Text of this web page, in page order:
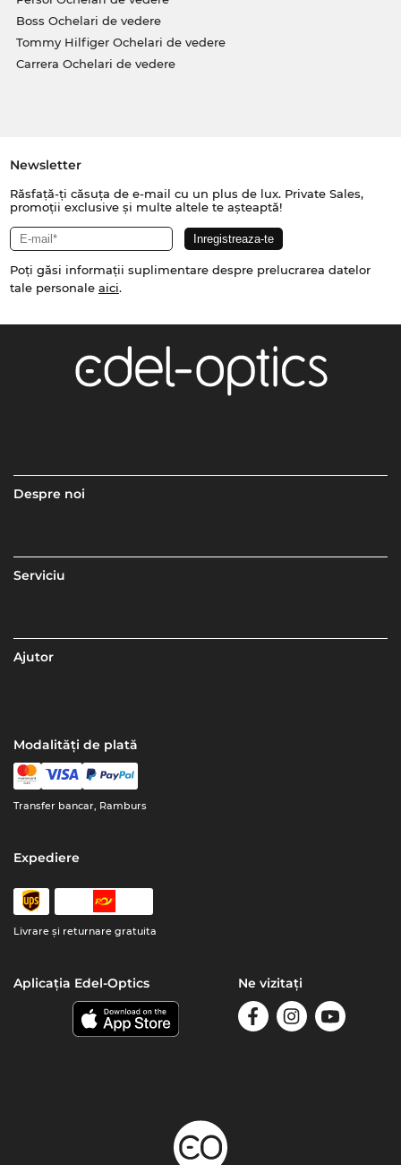
Boss Ochelari de vedere
Tommy Hilfiger Ochelari de vedere
Carrera Ochelari de vedere
Newsletter
Răsfață-ți căsuța de e-mail cu un plus de lux. Private Sales,
promoții exclusive și multe altele te așteaptă!
Poți găsi informații suplimentare despre prelucrarea datelor
tale personale aici.
Despre noi
Serviciu
Ajutor
Modalități de plată
Transfer bancar, Ramburs
Expediere
Livrare şi returnare gratuita
Aplicația Edel-Optics Ne vizitați